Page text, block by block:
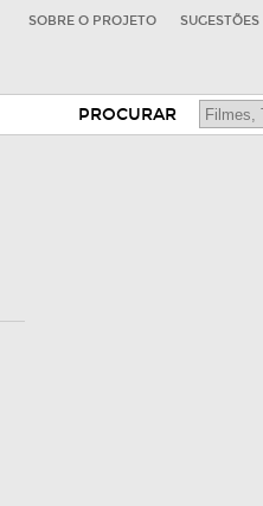
SOBRE O PROJETO SUGESTÕES
PROCURAR